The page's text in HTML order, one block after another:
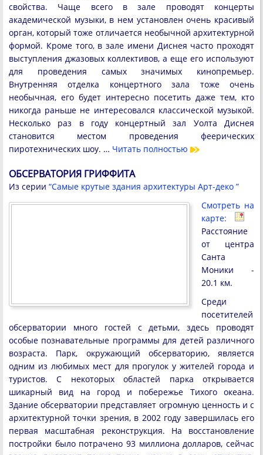
свойства. Чаще всего в зале проводят концерты
академической музыки, в нем установлен очень красивый
орган, который тоже отличается необычной архитектурной
формой. Кроме того, в зале имени Диснея часто проходят
выступления джазовых коллективов, а еще его используют
для проведения самых значимых кинопремьер.
Внутренняя отделка концертного зала тоже очень
необычная, его будет интересно посетить даже тем, кто
никогда раньше не интересовался классической музыкой.
Несколько раз в году концертный зал Уолта Диснея
становится местом проведения феерических
пиротехнических шоу. … Читать полностью
ОБСЕРВАТОРИЯ ГРИФФИТА
Из серии “Самые крутые здания архитектуры Арт-деко ”
Смотреть на
карте:
Расстояние
от центра
Санта
Моники -
20.1 км.
Среди
посетителей
обсерватории много гостей с детьми, здесь проводят
особые познавательные программы для детей различного
возраста. Парк, окружающий обсерваторию, является
одним из любимых мест для прогулок у жителей города и
туристов. С некоторых областей парка открывается
шикарный вид на город и побережье Тихого океана.
Здание обсерватории представляет огромную ценность и с
архитектурной точки зрения, в 2002 году завершилась его
первая масштабная реконструкция. На восстановление
постройки было потрачено 93 миллиона долларов, сейчас